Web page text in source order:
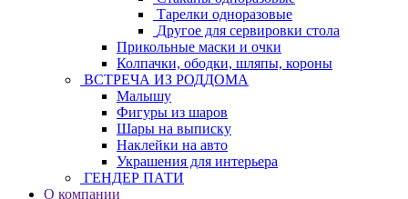
Тарелки одноразовые
Другое для сервировки стола
Прикольные маски и очки
Колпачки, ободки, шляпы, короны
ВСТРЕЧА ИЗ РОДДОМА
Малышу
Фигуры из шаров
Шары на выписку
Наклейки на авто
Украшения для интерьера
ГЕНДЕР ПАТИ
О компании